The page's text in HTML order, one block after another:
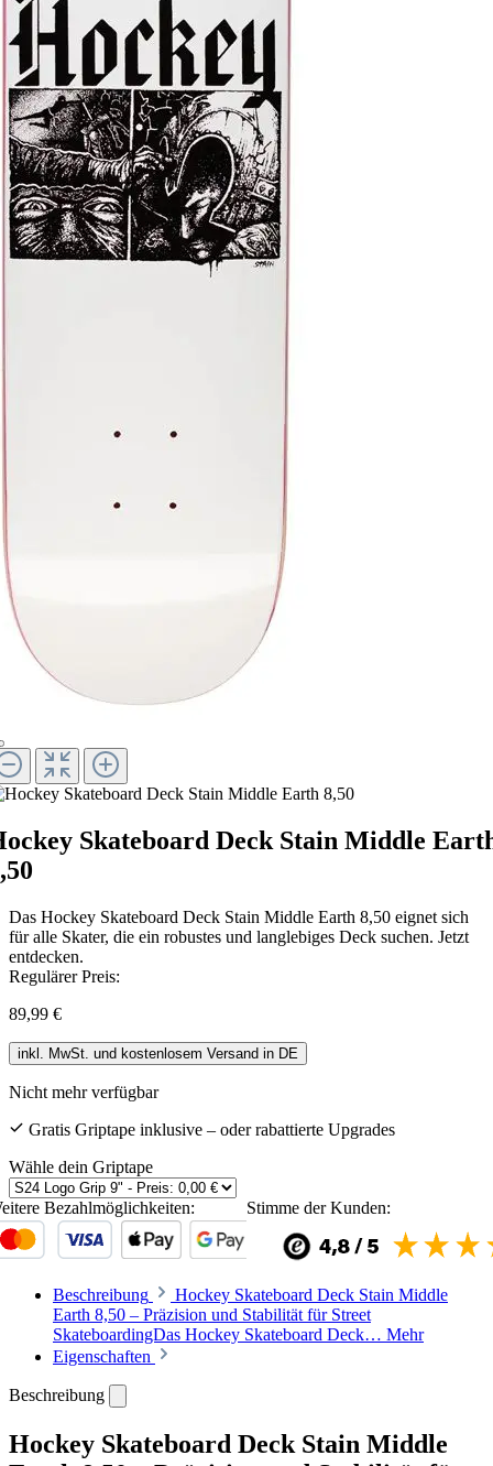
Skateboard Deck Stain Middle
Das Hockey Skateboard Deck Stain Middle Earth 8,50 eignet sich
für alle Skater, die ein robustes und langlebiges Deck suchen. Jetzt
entdecken.
Regulärer Preis:
89,99 €
inkl. MwSt. und kostenlosem Versand in DE
Nicht mehr verfügbar
Gratis Griptape inklusive – oder rabattierte Upgrades
Wähle dein Griptape
Bezahlmöglichkeiten: Stimme der Kunden:
Beschreibung
Hockey Skateboard Deck Stain Middle
Earth 8,50 – Präzision und Stabilität für Street
SkateboardingDas Hockey Skateboard Deck… Mehr
Eigenschaften
Beschreibung
Hockey Skateboard Deck Stain Middle